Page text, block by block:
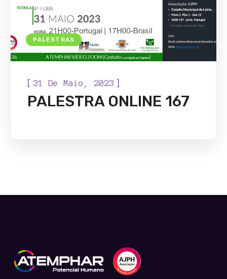
PALESTRAS
[31 De Maio, 2023 ]
PALESTRA ONLINE 167